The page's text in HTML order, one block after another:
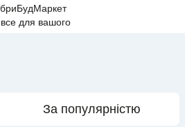
За популярністю